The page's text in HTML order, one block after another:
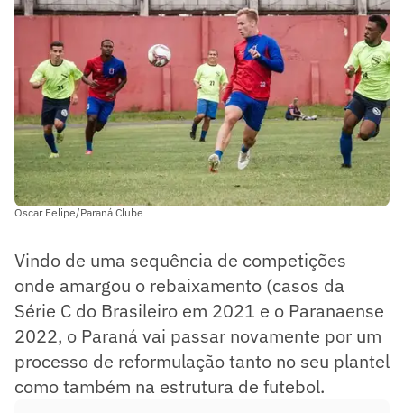
Oscar Felipe/Paraná Clube
Vindo de uma sequência de competições
onde amargou o rebaixamento (casos da
Série C do Brasileiro em 2021 e o Paranaense
2022, o Paraná vai passar novamente por um
processo de reformulação tanto no seu plantel
como também na estrutura de futebol.